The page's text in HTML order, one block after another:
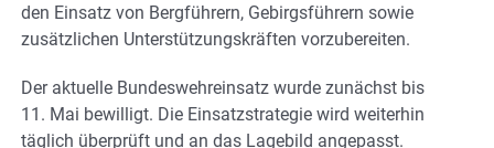
den Einsatz von Bergführern, Gebirgsführern sowie
zusätzlichen Unterstützungskräften vorzubereiten.
Der aktuelle Bundeswehreinsatz wurde zunächst bis
11. Mai bewilligt. Die Einsatzstrategie wird weiterhin
täglich überprüft und an das Lagebild angepasst.